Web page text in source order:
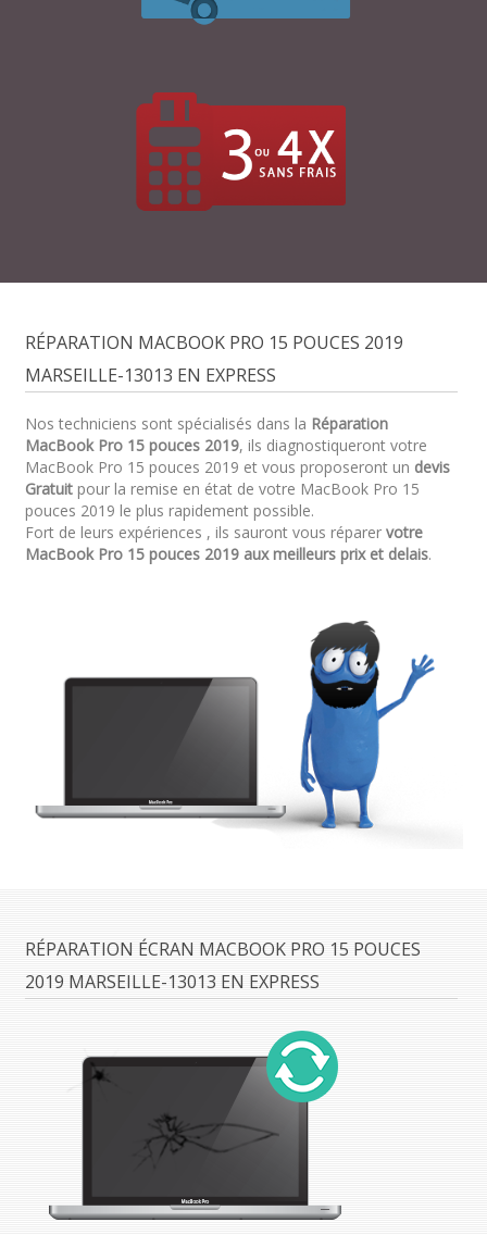
RÉPARATION MACBOOK PRO 15 POUCES 2019
MARSEILLE-13013 EN EXPRESS
Nos techniciens sont spécialisés dans la Réparation
MacBook Pro 15 pouces 2019, ils diagnostiqueront votre
MacBook Pro 15 pouces 2019 et vous proposeront un devis
Gratuitpour la remise en état de votre MacBook Pro 15
pouces 2019 le plus rapidement possible.
Fort de leurs expériences , ils sauront vous réparer votre
MacBook Pro 15 pouces 2019 aux meilleurs prix et delais.
RÉPARATION ÉCRAN MACBOOK PRO 15 POUCES
2019 MARSEILLE-13013 EN EXPRESS